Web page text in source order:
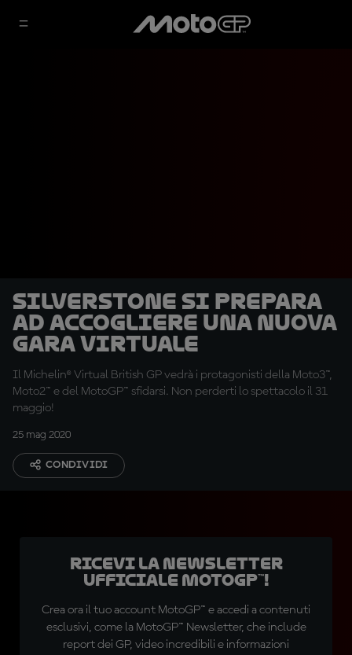
Silverstone si prepara
ad accogliere una nuova
Gara Virtuale
Il Michelin® Virtual British GP vedrà i protagonisti della Moto3™,
Moto2™ e del MotoGP™ sfidarsi. Non perderti lo spettacolo il 31
maggio!
25 mag 2020
CONDIVIDI
Ricevi la newsletter
ufficiale MotoGP™!
Crea ora il tuo account MotoGP™ e accedi a contenuti
esclusivi, come la MotoGP™ Newsletter, che include
report dei GP, video incredibili e informazioni